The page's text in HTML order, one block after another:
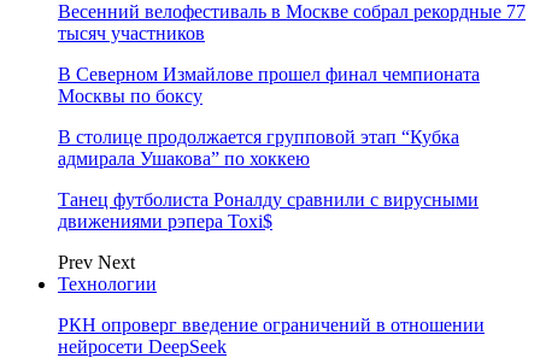
Весенний велофестиваль в Москве собрал рекордные 77
тысяч участников
В Северном Измайлове прошел финал чемпионата
Москвы по боксу
В столице продолжается групповой этап “Кубка
адмирала Ушакова” по хоккею
Танец футболиста Роналду сравнили с вирусными
движениями рэпера Toxi$
Prev Next
Технологии
РКН опроверг введение ограничений в отношении
нейросети DeepSeek